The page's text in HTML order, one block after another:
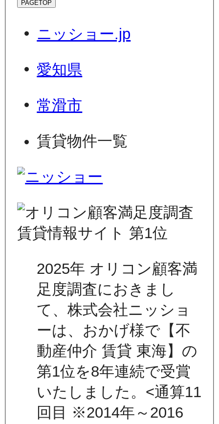
PAGETOP
ニッショー.jp
愛知県
常滑市
賃貸物件一覧
2025年 オリコン顧客満
足度調査におきまし
て、株式会社ニッショ
ーは、おかげ様で【不
動産仲介 賃貸 東海】の
第1位を8年連続で受賞
いたしました。<通算11
回目 ※2014年～2016